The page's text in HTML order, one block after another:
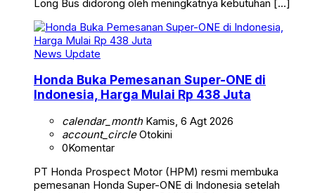
Long Bus didorong oleh meningkatnya kebutuhan […]
News Update
Honda Buka Pemesanan Super-ONE di
Indonesia, Harga Mulai Rp 438 Juta
calendar_monthKamis, 6 Agt 2026
account_circleOtokini
0Komentar
PT Honda Prospect Motor (HPM) resmi membuka
pemesanan Honda Super-ONE di Indonesia setelah